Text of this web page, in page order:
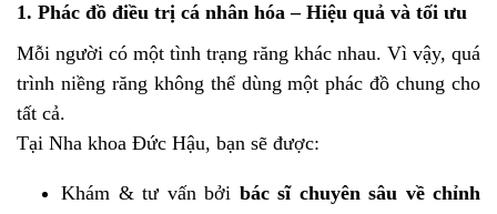
1. Phác đồ điều trị cá nhân hóa – Hiệu quả và tối ưu
Mỗi người có một tình trạng răng khác nhau. Vì vậy, quá
trình niềng răng không thể dùng một phác đồ chung cho
tất cả.
Tại Nha khoa Đức Hậu, bạn sẽ được:
Khám & tư vấn bởi bác sĩ chuyên sâu về chỉnh